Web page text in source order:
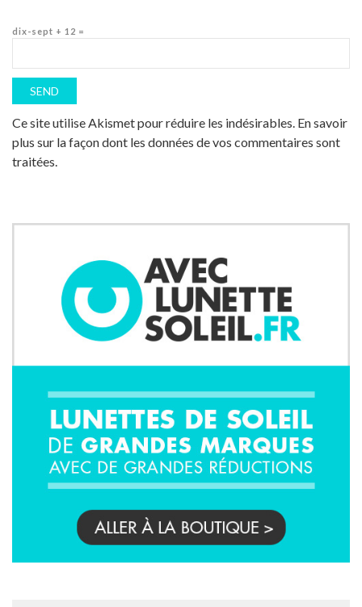
dix-sept + 12 =
Ce site utilise Akismet pour réduire les indésirables. En savoir
plus sur la façon dont les données de vos commentaires sont
traitées.